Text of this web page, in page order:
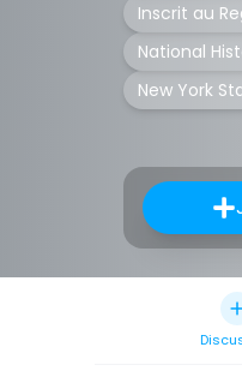
Inscrit au
National
New York